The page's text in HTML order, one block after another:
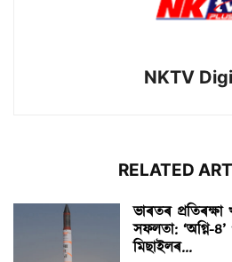
NKTV
RELATED
ভাৰতৰ
সফলতা: ‘অগ্নি-৪’
মিছাইলৰ...